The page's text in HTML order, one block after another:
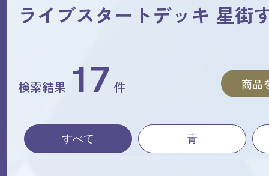
ライブスタートデッキ 星街
検索結果 17 件 商品
すべて 青